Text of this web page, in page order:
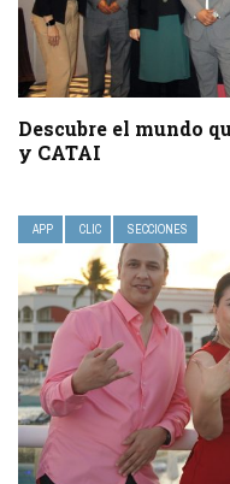
Descubre el mundo
y CATAI
APP CLIC SECCIONES